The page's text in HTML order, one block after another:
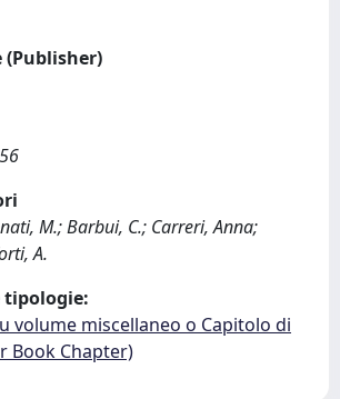
(Publisher)
M.; Barbui, C.; Carreri, Anna;
A.
tipologie:
volume miscellaneo o Capitolo di
Book Chapter)